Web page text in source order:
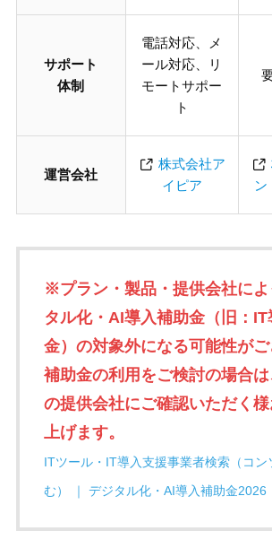
サポート
体制
電話対応、メ
ール対応、リ
モートサポー
ト
運営会社
株式会社ア
イピア
ン
※プラン・製品・提供会社に
タル化・AI導入補助金（旧：IT
金）の対象外になる可能性がご
補助金の利用をご検討の場合
の提供会社にご確認いただく
上げます。
ITツール・IT導入支援事業者検索（コン
む） ｜ デジタル化・AI導入補助金2026